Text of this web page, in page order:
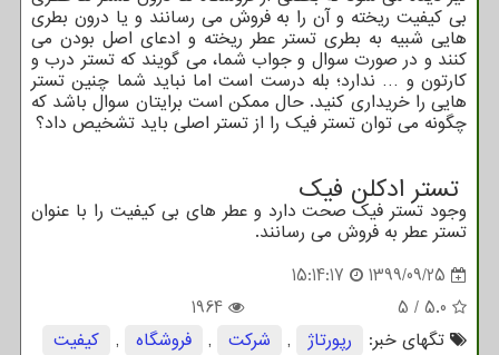
بی کیفیت ریخته و آن را به فروش می رسانند و یا درون بطری
هایی شبیه به بطری تستر عطر ریخته و ادعای اصل بودن می
کنند و در صورت سوال و جواب شما، می گویند که تستر درب و
کارتون و … ندارد؛ بله درست است اما نباید شما چنین تستر
هایی را خریداری کنید. حال ممکن است برایتان سوال باشد که
چگونه می توان تستر فیک را از تستر اصلی باید تشخیص داد؟
تستر ادکلن فیک
وجود تستر فیک صحت دارد و عطر های بی کیفیت را با عنوان
تستر عطر به فروش می رسانند.
1399/09/25
15:14:17
5.0
/
5
1964
تگهای خبر:
رپورتاژ , شركت , فروشگاه ,
كیفیت